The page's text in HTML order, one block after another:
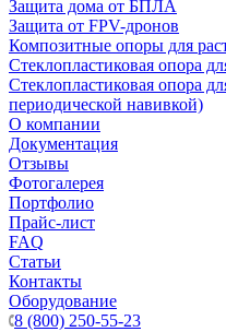
Защита дома от БПЛА
Защита от FPV-дронов
Композитные опоры для
Стеклопластиковая опора
Стеклопластиковая опора
периодической навивкой)
О компании
Документация
Отзывы
Фотогалерея
Портфолио
Прайс-лист
FAQ
Статьи
Контакты
Оборудование
8 (800) 250-55-23